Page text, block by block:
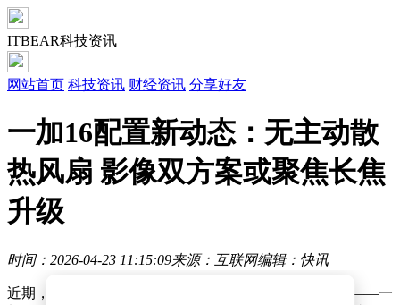
ITBEAR科技资讯
网站首页 科技资讯 财经资讯 分享好友
一加16配置新动态：无主动散
热风扇 影像双方案或聚焦长焦
升级
时间：2026-04-23 11:15:09来源：互联网编辑：快讯
近期，数码圈的焦点逐渐聚焦于一加即将发布的新旗舰——一